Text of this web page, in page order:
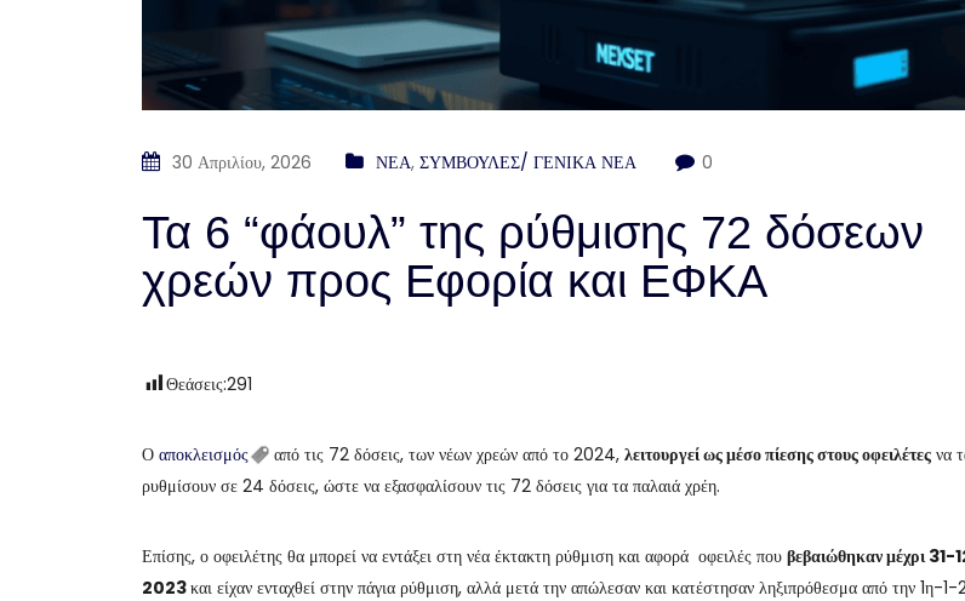
30 Απριλίου, 2026 ΝΕΑ, ΣΥΜΒΟΥΛΕΣ/ ΓΕΝΙΚΑ ΝΕΑ 0
Τα 6 “φάουλ” της ρύθμισης 72 δόσεων
χρεών προς Εφορία και ΕΦΚΑ
Θεάσεις:291
Ο αποκλεισμός από τις 72 δόσεις, των νέων χρεών από το 2024, λειτουργεί ως μέσο πίεσης στους οφειλέτες να
ρυθμίσουν σε 24 δόσεις, ώστε να εξασφαλίσουν τις 72 δόσεις για τα παλαιά χρέη.
Επίσης, ο οφειλέτης θα μπορεί να εντάξει στη νέα έκτακτη ρύθμιση και αφορά οφειλές που βεβαιώθηκαν μέχρι 31-
2023και είχαν ενταχθεί στην πάγια ρύθμιση, αλλά μετά την απώλεσαν και κατέστησαν ληξιπρόθεσμα από την 1η-